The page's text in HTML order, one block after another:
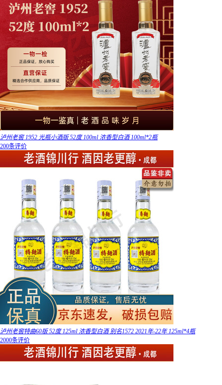
泸州老窖 1952 光瓶小酒版 52度 100ml 浓香型白酒 100ml*2瓶
200条评价
泸州老窖特曲60版 52度 125ml 浓香型白酒 别名1572 2021年-22年 125ml*4瓶
2000条评价